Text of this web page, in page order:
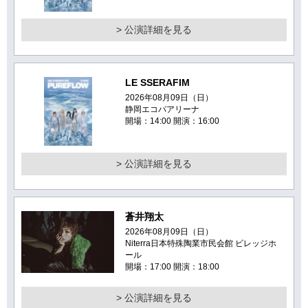
> 公演詳細を見る
LE SSERAFIM
2026年08月09日（日）
静岡エコパアリーナ
開場：14:00 開演：16:00
> 公演詳細を見る
蒼井翔太
2026年08月09日（日）
Niterra日本特殊陶業市民会館 ビレッジホ
ール
開場：17:00 開演：18:00
> 公演詳細を見る